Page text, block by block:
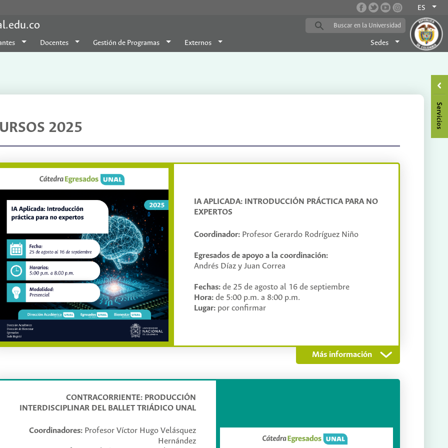
ES
Docentes Gestión de Programas Externos Sedes
2025
IA APLICADA: INTRODUCCIÓN PRÁCTICA PARA NO
EXPERTOS
Coordinador: Profesor Gerardo Rodríguez Niño
Egresados de apoyo a la coordinación:
Andrés Díaz y Juan Correa
Fechas: de 25 de agosto al 16 de septiembre
Hora: de 5:00 p.m. a 8:00 p.m.
Lugar: por confirmar
La Inteligencia Artificial (IA) representa una de las fuerzas tecnológicas más influyentes de la actualidad.
Su impacto es transversal a todas las disciplinas, desde las ciencias hasta las humanidades. No obstante,
busca democratizar el conocimiento de la IA, brindando herramientas conceptuales y prácticas a
estudiantes de todas las carreras para que comprendan, apliquen y evalúen críticamente estas tecnologías
Más información
CONTRACORRIENTE: PRODUCCIÓN
INTERDISCIPLINAR DEL BALLET TRIÁDICO UNAL
Coordinadores: Profesor Víctor Hugo Velásquez
Hernández